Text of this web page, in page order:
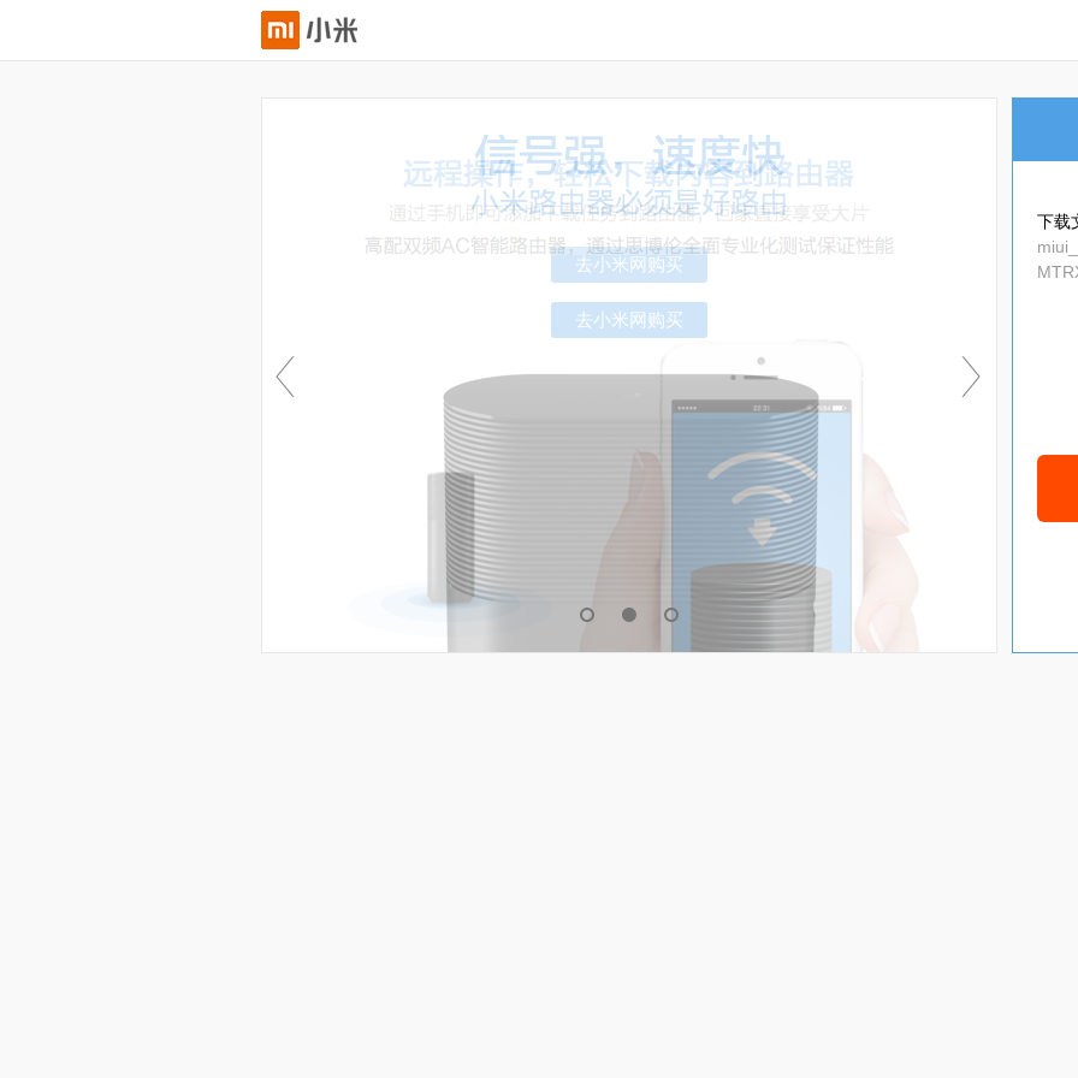
去小米网购买
下载